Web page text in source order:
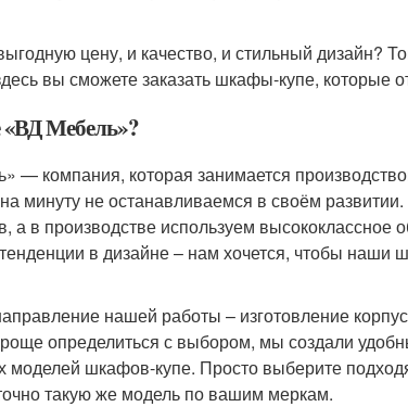
цену, и качество, и стильный дизайн?
вы сможете заказать шкафы-купе, которые
«ВД Мебель»?
— компания, которая занимается
минуту не останавливаемся в своём
а в производстве используем
в дизайне – нам хочется, чтобы наши
нашей работы – изготовление
определиться с выбором, мы создали
моделей шкафов-купе. Просто выберите
такую же модель по вашим меркам.